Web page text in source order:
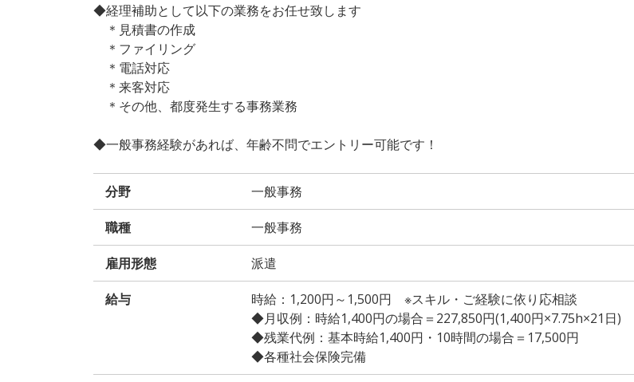
◆経理補助として以下の業務をお任せ致します
＊見積書の作成
＊ファイリング
＊電話対応
＊来客対応
＊その他、都度発生する事務業務
◆一般事務経験があれば、年齢不問でエントリー可能です！
分野 一般事務
職種 一般事務
雇用形態 派遣
給与
時給：1,200円～1,500円 ※スキル・ご経験に依り応相談
◆月収例：時給1,400円の場合＝227,850円(1,400円×7.75h×21日)
◆残業代例：基本時給1,400円・10時間の場合＝17,500円
◆各種社会保険完備